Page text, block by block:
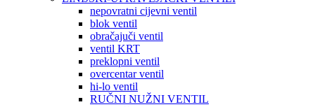
nepovratni cijevni ventil
blok ventil
obračajuči ventil
ventil KRT
preklopni ventil
overcentar ventil
hi-lo ventil
RUČNI NUŽNI VENTIL